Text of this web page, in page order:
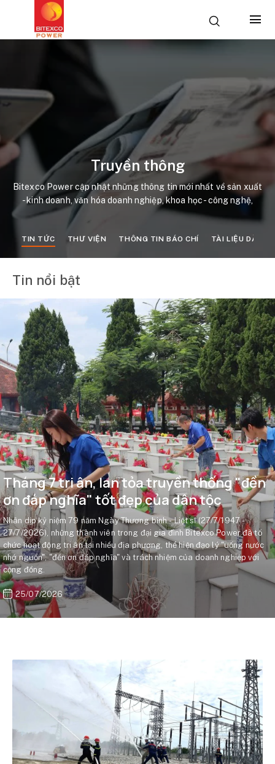
Truyền thông
Bitexco Power cập nhật những thông tin mới nhất về sản xuất
- kinh doanh, văn hóa doanh nghiệp, khoa học - công nghệ,
hoạt động xã hội của chúng tôi và trong ngành năng lượng.
TIN TỨC THƯ VIỆN THÔNG TIN BÁO CHÍ TÀI LIỆU DÀNH
Tin nổi bật
Tháng 7 tri ân, lan tỏa truyền thống "đền
ơn đáp nghĩa" tốt đẹp của dân tộc
Nhân dịp kỷ niệm 79 năm Ngày Thương binh - Liệt sĩ (27/7/1947 -
27/7/2026), những thành viên trong đại gia đình Bitexco Power đã tổ
chức hoạt động tri ân tại nhiều địa phương, thể hiện đạo lý "uống nước
nhớ nguồn", "đền ơn đáp nghĩa" và trách nhiệm của doanh nghiệp với
cộng đồng.
25/07/2026